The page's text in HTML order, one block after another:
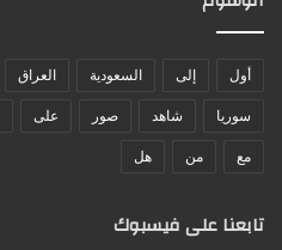
أول إلى السعودية العراق
سوريا شاهد صور على
مع من هل
تابعنا على فيسبوك